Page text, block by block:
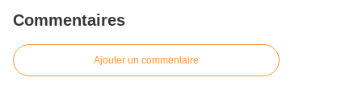
Commentaires
Ajouter un commentaire